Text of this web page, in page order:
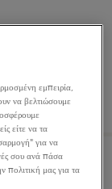
εμπειρία,
να βελτιώσουμε
είτε να τα
για να
σου ανά πάσα
πολιτική μας για τα